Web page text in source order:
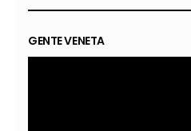
GENTE VENETA